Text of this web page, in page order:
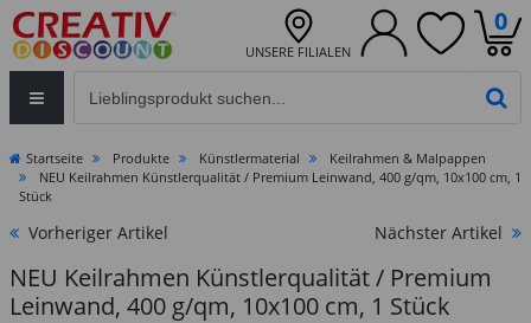
UNSERE FILIALEN
0
Startseite Produkte Künstlermaterial
Keilrahmen & Malpappen
NEU Keilrahmen Künstlerqualität / Premium Leinwand, 400 g/qm, 10x100 cm, 1
Stück
Vorheriger Artikel Nächster Artikel
NEU Keilrahmen Künstlerqualität / Premium
Leinwand, 400 g/qm, 10x100 cm, 1 Stück